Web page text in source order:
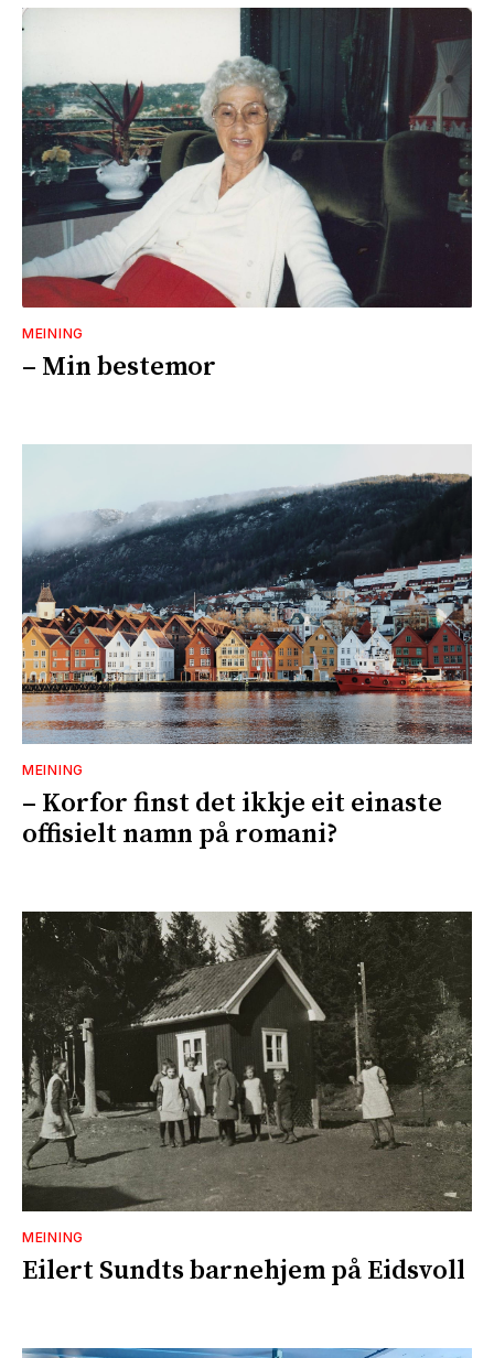
MEINING
– Min bestemor
MEINING
– Korfor finst det ikkje eit einaste
offisielt namn på romani?
MEINING
Eilert Sundts barnehjem på Eidsvoll